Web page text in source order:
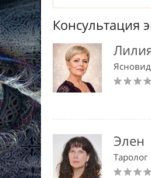
Консультация
Элен
Таролог